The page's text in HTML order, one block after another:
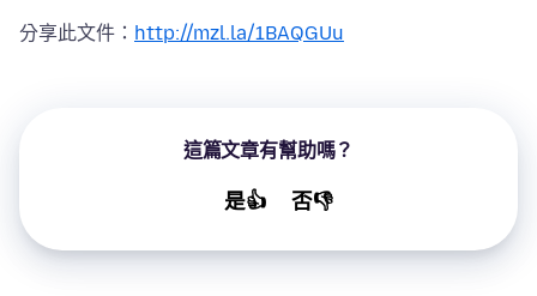
分享此文件： http://mzl.la/1BAQGUu
這篇文章有幫助嗎？
是👍 否👎